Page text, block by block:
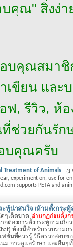
คุณ" สิ่งง่า
บคุณสมาชิ
เขียน และ
ฟ, รีวิว, ห้
ช่วยกันรัก
บคุณครับ
Treatment of Animals (1
experiment on, use for
supports PETA and
ระทู้น่าสนใจ (ห้ามตั้งกระ
ๆเด็ดขาด"อ่านกฏก่อนตั้งก
กต้องการตั้งกระทู้ถามเกี่ย
ห้องนี้สำหรับรวบรวมก
ชั่นที่ควรรู้ วิธีตรวจสอบข
ม การดูแลรักษา และอื่นๆ